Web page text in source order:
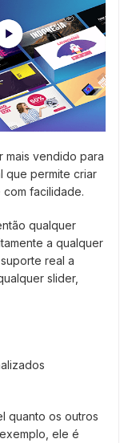
mais vendido para
que permite criar
facilidade.
qualquer
a qualquer
real a
slider,
quanto os outros
ele é